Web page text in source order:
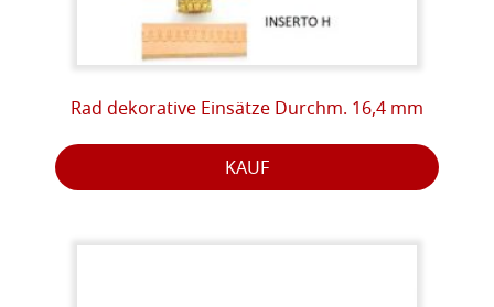
Rad dekorative Einsätze Durchm. 16,4 mm
KAUF